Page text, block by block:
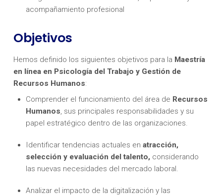
acompañamiento profesional
Objetivos
Hemos definido los siguientes objetivos para la Maestría
en línea en Psicología del Trabajo y Gestión de
Recursos Humanos:
Comprender el funcionamiento del área de Recursos
Humanos, sus principales responsabilidades y su
papel estratégico dentro de las organizaciones.
Identificar tendencias actuales en atracción,
selección y evaluación del talento, considerando
las nuevas necesidades del mercado laboral.
Analizar el impacto de la digitalización y las